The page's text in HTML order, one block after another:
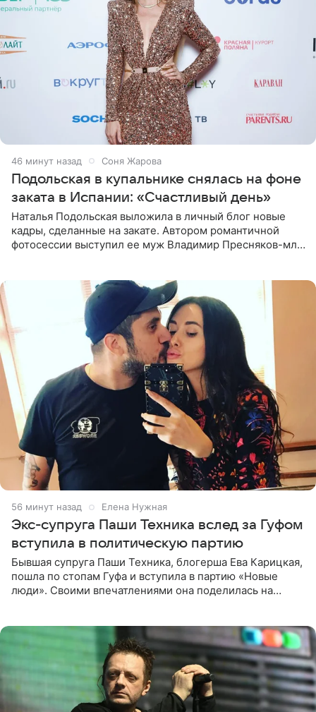
46 минут назад Соня Жарова
Подольская в купальнике снялась на фоне
заката в Испании: «Счастливый день»
Наталья Подольская выложила в личный блог новые
кадры, сделанные на закате. Автором романтичной
фотосессии выступил ее муж Владимир Пресняков-мл.
56 минут назад Елена Нужная
Экс-супруга Паши Техника вслед за Гуфом
вступила в политическую партию
Бывшая супруга Паши Техника, блогерша Ева Карицкая,
пошла по стопам Гуфа и вступила в партию «Новые
люди». Своими впечатлениями она поделилась на